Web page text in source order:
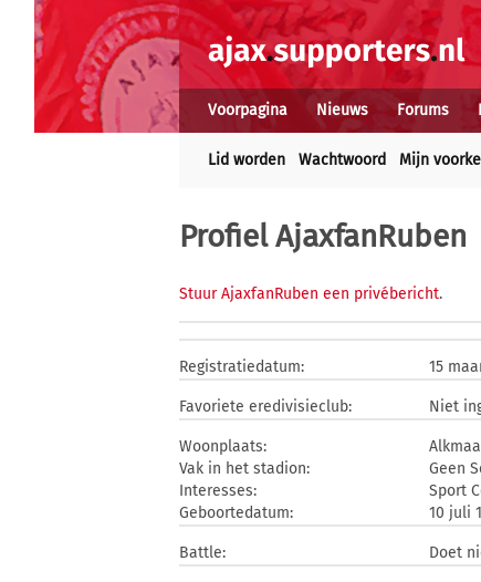
Voorpagina Nieuws Forums
Lid worden Wachtwoord Mijn
Profiel AjaxfanRuben
Stuur AjaxfanRuben een privébericht.
Registratiedatum: 15
Favoriete eredivisieclub: Niet
Woonplaats:
Vak in het stadion:
Geen
Interesses:
Sport
Geboortedatum:
10 juli
Battle: Doet